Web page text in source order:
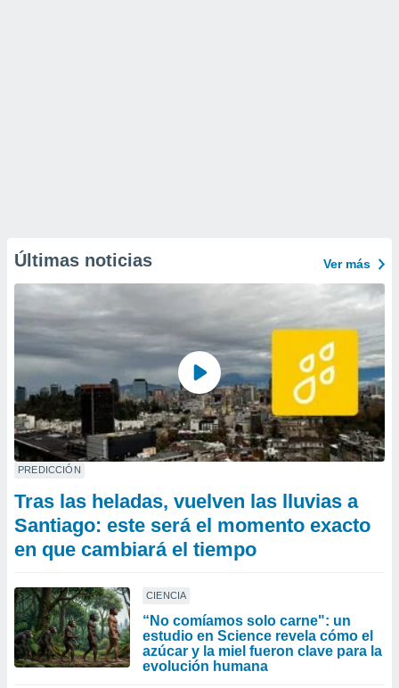
Últimas noticias Ver más
PREDICCIÓN
Tras las heladas, vuelven las lluvias a
Santiago: este será el momento exacto
en que cambiará el tiempo
CIENCIA
“No comíamos solo carne": un
estudio en Science revela cómo el
azúcar y la miel fueron clave para la
evolución humana